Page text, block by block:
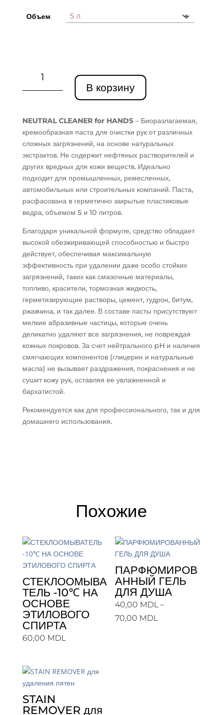
400,00
Объем
товара
NEUTRAL
(паста)
для
В корзину
NEUTRAL CLEANER for HANDS– Биоразлагаемая,
кремообразная паста для очистки рук от различных
сложных загрязнений, на основе натуральных
экстрактов. Не содержит нефтяных растворителей и
других вредных для кожи веществ. Идеально
подходит для промышленных, ремесленных,
автомобильных или строительных компаний. Паста,
расфасована в герметично закрытые пластиковые
ведра, объемом 5 и 10 литров.
Благодаря уникальной формуле, средство обладает
высокой обезжиривающей способностью и быстро
действует, обеспечивая максимальную
эффективность при удалении даже особо стойких
загрязнений, таких как смазочные материалы,
топливо, красители, тормозная жидкость,
герметизирующие растворы, цемент, гудрон, битум,
ржавчина, и так далее. В составе пасты присутствуют
мелкие абразивные частицы, которые очень
деликатно удаляют все загрязнения, не повреждая
кожных покровов. За счет нейтрального pH и наличия
смягчающих компонентов (глицерин и натуральные
масла) не вызывает раздражения, покраснения и не
сушит кожу рук, оставляя ее увлажненной и
бархатистой.
Рекомендуется как для профессионального, так и для
домашнего использования.
Похожие
СТЕКЛООМЫВА
ТЕЛЬ -10℃ НА
ОСНОВЕ
ЭТИЛОВОГО
СПИРТА
60,00 MDL
ПАРФЮМИРОВ
АННЫЙ ГЕЛЬ
ДЛЯ ДУША
40,00 MDL –
70,00 MDL
STAIN
REMOVER для